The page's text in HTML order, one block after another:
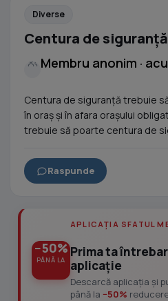
Diverse
Centura de siguranță
Membru anonim ·
Centura de siguranță trebuie
în oraș și în afara orașului
trebuie să poarte centura de
Raspunde
−50%
PÂNĂ LA
APLICAȚIA SFATUL
Prima ta
aplicație
Descarcă aplicația și
până la −50%